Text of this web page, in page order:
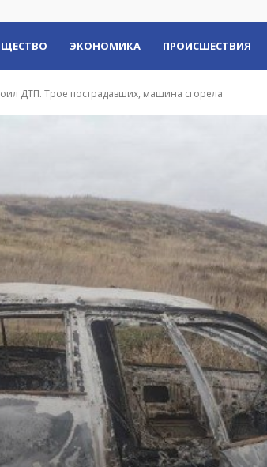
ЭКОНОМИКА ПРОИСШЕСТВИЯ
ДТП. Трое пострадавших, машина сгорела